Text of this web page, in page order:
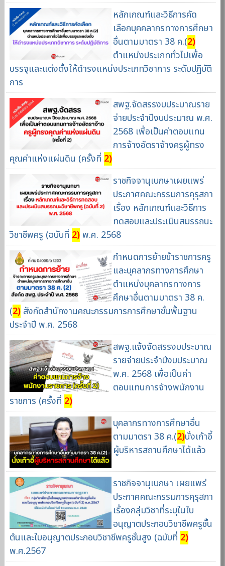
หลักเกณฑ์และวิธีการคัด
เลือกบุคคลากรทางการศึกษา
อื่นตามมาตรา 38 ค.(2)
ตำแหน่งประเภททั่วไปเพื่อ
บรรจุและแต่งตั้งให้ดำรงแหน่งประเภทวิชาการ ระดับปฏิบัติ
การ
สพฐ.จัดสรรงบประมาณราย
จ่ายประจำปีงบประมาณ พ.ศ.
2568 เพื่อเป็นค่าตอบแทน
การจ้างอัตราจ้างครูผู้ทรง
คุณค่าแห่งแผ่นดิน (ครั้งที่ 2)
ราชกิจจานุเบกษาเผยแพร่
ประกาศคณะกรรมการคุรุสภา
เรื่อง หลักเกณฑ์และวิธีการ
ทดสอบและประเมินสมรรถนะ
วิชาชีพครู (ฉบับที่ 2)พ.ศ. 2568
กำหนดการย้ายข้าราชการครู
และบุคลากรทางการศึกษา
ตำแหน่งบุคลากรทางการ
ศึกษาอื่นตามมาตรา 38 ค.
(2) สังกัดสำนักงานคณะกรรมการการศึกษาขั้นพื้นฐาน
ประจำปี พ.ศ. 2568
สพฐ.แจ้งจัดสรรงบประมาณ
รายจ่ายประจำปีงบประมาณ
พ.ศ. 2568 เพื่อเป็นค่า
ตอบแทนการจ้างพนักงาน
ราชการ (ครั้งที่ 2)
บุคลากรทางการศึกษาอื่น
ตามมาตรา 38 ค.(2)นั่งเก้าอี้
ผู้บริหารสถานศึกษาได้แล้ว
ราชกิจจานุเบกษา เผยแพร่
ประกาศคณะกรรมการคุรุสภา
เรื่องกลุ่มวิชาที่ระบุในใบ
อนุญาตประกอบวิชาชีพครูชั้น
ต้นและใบอนุญาตประกอบวิชาชีพครูชั้นสูง (ฉบับที่ 2)
พ.ศ.2567